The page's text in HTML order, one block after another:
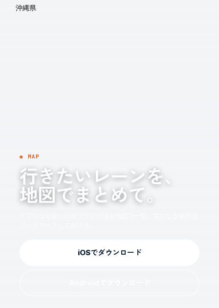
沖縄県
◉ MAP
行きたいレーンを、
地図でまとめて。
iOSでダウンロード